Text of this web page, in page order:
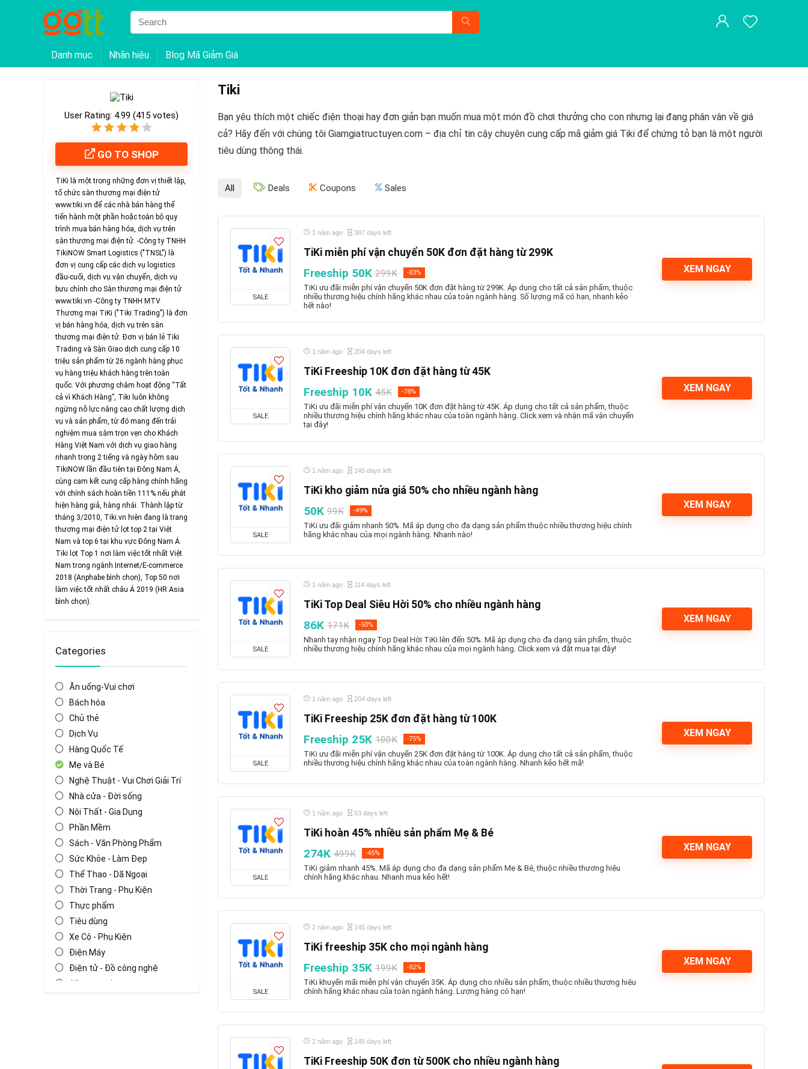
Danh mục Nhãn hiệu Blog Mã Giảm Giá
Tiki
Bạn yêu thích một chiếc điện thoại hay đơn giản bạn muốn mua một món đồ chơi thưởng cho con nhưng lại đang phân vân về giá
cả? Hãy đến với chúng tôi Giamgiatructuyen.com – địa chỉ tin cậy chuyên cung cấp mã giảm giá Tiki để chứng tỏ bạn là một người
tiêu dùng thông thái.
User Rating: 4.99 (415 votes)
GO TO SHOP
TiKi là một trong những đơn vị thiết lập,
tổ chức sàn thương mại điện tử
www.tiki.vn để các nhà bán hàng thể
tiến hành một phần hoặc toàn bộ quy
trình mua bán hàng hóa, dịch vụ trên
sàn thương mại điện tử. -Công ty TNHH
TikiNOW Smart Logistics ("TNSL") là
đơn vị cung cấp các dịch vụ logistics
đầu-cuối, dịch vụ vận chuyển, dịch vụ
bưu chính cho Sàn thương mại điện tử
www.tiki.vn -Công ty TNHH MTV
Thương mại TiKi ("Tiki Trading") là đơn
vị bán hàng hóa, dịch vụ trên sàn
thương mại điện tử. Đơn vị bán lẻ Tiki
Trading và Sàn Giao dịch cung cấp 10
triệu sản phẩm từ 26 ngành hàng phục
vụ hàng triệu khách hàng trên toàn
quốc. Với phương châm hoạt động “Tất
cả vì Khách Hàng”, Tiki luôn không
ngừng nỗ lực nâng cao chất lượng dịch
vụ và sản phẩm, từ đó mang đến trải
nghiệm mua sắm trọn vẹn cho Khách
Hàng Việt Nam với dịch vụ giao hàng
nhanh trong 2 tiếng và ngày hôm sau
TikiNOW lần đầu tiên tại Đông Nam Á,
cùng cam kết cung cấp hàng chính hãng
với chính sách hoàn tiền 111% nếu phát
hiện hàng giả, hàng nhái. Thành lập từ
tháng 3/2010, Tiki.vn hiện đang là trang
thương mại điện tử lọt top 2 tại Việt
Nam và top 6 tại khu vực Đông Nam Á.
Tiki lọt Top 1 nơi làm việc tốt nhất Việt
Nam trong ngành Internet/E-commerce
2018 (Anphabe bình chọn), Top 50 nơi
làm việc tốt nhất châu Á 2019 (HR Asia
bình chọn).
Categories
Ăn uống-Vui chơi
Bách hóa
Chủ thẻ
Dịch Vụ
Hàng Quốc Tế
Mẹ và Bé
Nghệ Thuật - Vui Chơi Giải Trí
Nhà cửa - Đời sống
Nội Thất - Gia Dụng
Phần Mềm
Sách - Văn Phòng Phẩm
Sức Khỏe - Làm Đẹp
Thể Thao - Dã Ngoại
Thời Trang - Phụ Kiện
Thực phẩm
Tiêu dùng
Xe Cộ - Phụ Kiện
Điện Máy
Điện tử - Đồ công nghệ
All categories
All Deals Coupons Sales
SALE
1 năm ago 387 days left
TiKi miễn phí vận chuyển 50K đơn đặt hàng từ 299K
Freeship 50K 299K -83%
TiKi ưu đãi miễn phí vận chuyển 50K đơn đặt hàng từ 299K. Áp dụng cho tất cả sản phẩm, thuộc
nhiều thương hiệu chính hãng khác nhau của toàn ngành hàng. Số lượng mã có hạn, nhanh kẻo
hết nào!
XEM NGAY
SALE
1 năm ago 204 days left
TiKi Freeship 10K đơn đặt hàng từ 45K
Freeship 10K 45K -78%
TiKi ưu đãi miễn phí vận chuyển 10K đơn đặt hàng từ 45K. Áp dụng cho tất cả sản phẩm, thuộc
nhiều thương hiệu chính hãng khác nhau của toàn ngành hàng. Click xem và nhận mã vận chuyển
tại đây!
XEM NGAY
SALE
1 năm ago 145 days left
TiKi kho giảm nửa giá 50% cho nhiều ngành hàng
50K 99K -49%
TiKi ưu đãi giảm nhanh 50%. Mã áp dụng cho đa dạng sản phẩm thuộc nhiều thương hiệu chính
hãng khác nhau của mọi ngành hàng. Nhanh nào!
XEM NGAY
SALE
1 năm ago 114 days left
TiKi Top Deal Siêu Hời 50% cho nhiều ngành hàng
86K 171K -50%
Nhanh tay nhận ngay Top Deal Hời TiKi lên đến 50%. Mã áp dụng cho đa dạng sản phẩm, thuộc
nhiều thương hiệu chính hãng khác nhau của mọi ngành hàng. Click xem và đặt mua tại đây!
XEM NGAY
SALE
1 năm ago 204 days left
TiKi Freeship 25K đơn đặt hàng từ 100K
Freeship 25K 100K -75%
TiKi ưu đãi miễn phí vận chuyển 25K đơn đặt hàng từ 100K. Áp dụng cho tất cả sản phẩm, thuộc
nhiều thương hiệu chính hãng khác nhau của toàn ngành hàng. Nhanh kẻo hết mã!
XEM NGAY
SALE
1 năm ago 53 days left
TiKi hoàn 45% nhiều sản phẩm Mẹ & Bé
274K 499K -45%
TiKi giảm nhanh 45%. Mã áp dụng cho đa dạng sản phẩm Mẹ & Bé, thuộc nhiều thương hiệu
chính hãng khác nhau. Nhanh mua kẻo hết!
XEM NGAY
SALE
2 năm ago 145 days left
TiKi freeship 35K cho mọi ngành hàng
Freeship 35K 199K -82%
TiKi khuyến mãi miễn phí vận chuyển 35K. Áp dụng cho nhiều sản phẩm, thuộc nhiều thương hiệu
chính hãng khác nhau của toàn ngành hàng. Lượng hàng có hạn!
XEM NGAY
2 năm ago 145 days left
TiKi Freeship 50K đơn từ 500K cho nhiều ngành hàng